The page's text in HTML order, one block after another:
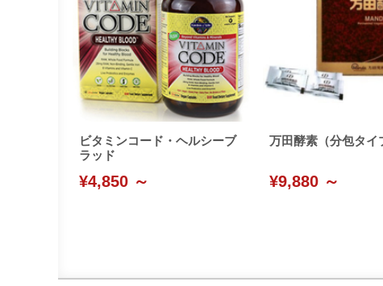
ビタミンコード・ヘルシーブ
ラッド
¥4,850 ～
万田酵素（分包タイ
¥9,880 ～